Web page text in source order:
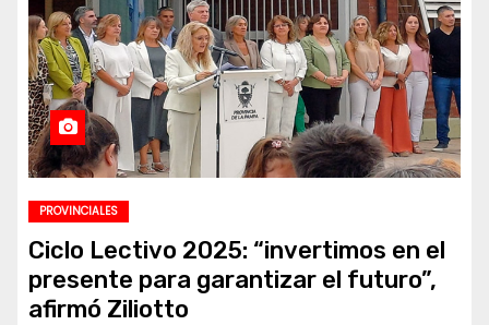
PROVINCIALES
Ciclo Lectivo 2025: “invertimos en el
presente para garantizar el futuro”,
afirmó Ziliotto